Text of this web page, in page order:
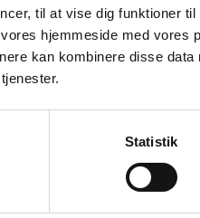
til at vise dig funktioner
hjemmeside med vores
kan kombinere disse
Statistik